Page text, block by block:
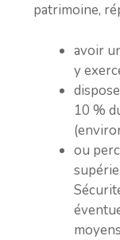
patrimoine,
avoir
y
10 %
ou